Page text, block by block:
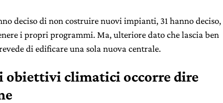
deciso di non costruire nuovi impianti, 31 hanno deciso,
i propri programmi. Ma, ulteriore dato che lascia ben
di edificare una sola nuova centrale.
obiettivi climatici occorre dire